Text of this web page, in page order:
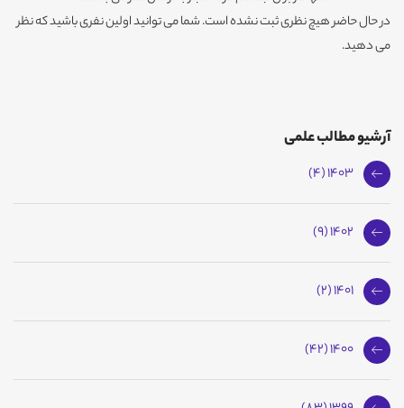
در حال حاضر هیچ نظری ثبت نشده است. شما می توانید اولین نفری باشید که نظر
می دهید.
آرشیو مطالب علمی
1403 (4)
1402 (9)
1401 (2)
1400 (42)